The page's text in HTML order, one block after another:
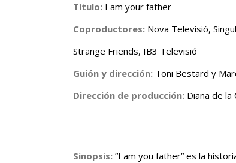
Título: I am your father
Coproductores: Nova Televisió,
Strange Friends, IB3 Televisió
Guión y dirección: Toni Bestard y
Dirección de producción: Diana de la
Sinopsis: ”I am you father” es la